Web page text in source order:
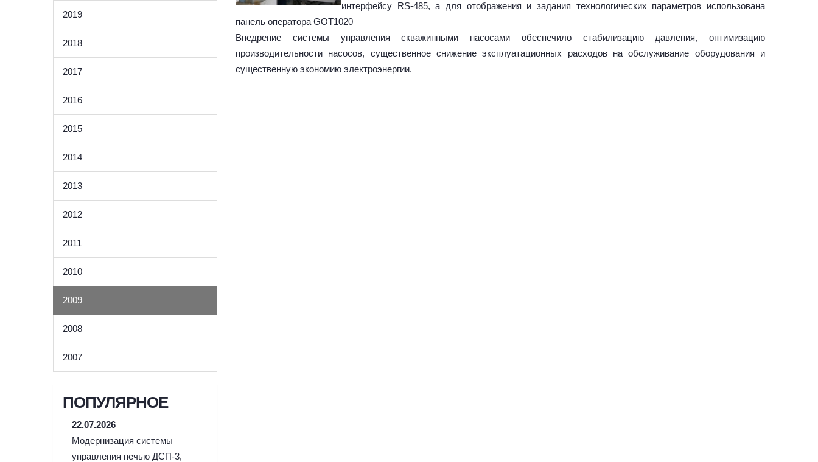
2019
2018
2017
2016
2015
2014
2013
2012
2011
2010
2009
2008
2007
ПОПУЛЯРНОЕ
22.07.2026
Модернизация системы
управления печью ДСП-3,
интерфейсу RS-485, а для отображения и задания технологических параметров использована
панель оператора GOT1020
Внедрение системы управления скважинными насосами обеспечило стабилизацию давления, оптимизацию
производительности насосов, существенное снижение эксплуатационных расходов на обслуживание оборудования и
существенную экономию электроэнергии.